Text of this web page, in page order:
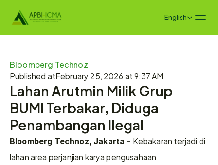
Select Language
English
Bloomberg Technoz
Published atFebruary 25, 2026 at 9:37 AM
Lahan Arutmin Milik Grup
BUMI Terbakar, Diduga
Penambangan Ilegal
Bloomberg Technoz, Jakarta – Kebakaran terjadi di
lahan area perjanjian karya pengusahaan